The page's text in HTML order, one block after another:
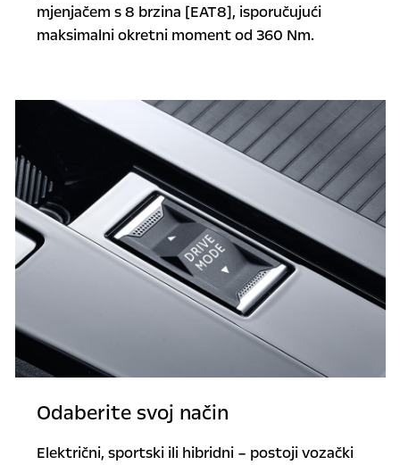
mjenjačem s 8 brzina [EAT8], isporučujući
maksimalni okretni moment od 360 Nm.
Odaberite svoj način
Električni, sportski ili hibridni – postoji vozački